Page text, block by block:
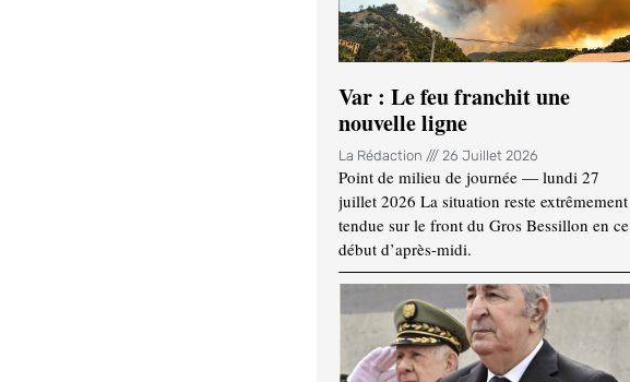
Var : Le feu franchit une
nouvelle ligne
La Rédaction 26 Juillet 2026
Point de milieu de journée — lundi 27
juillet 2026 La situation reste extrêmement
tendue sur le front du Gros Bessillon en ce
début d’après-midi.